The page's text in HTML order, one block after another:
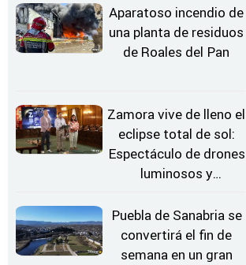
Aparatoso incendio de
una planta de residuos
de Roales del Pan
Zamora vive de lleno el
eclipse total de sol:
Espectáculo de drones
luminosos y
Estrellas
Puebla de Sanabria se
convertirá el fin de
semana en un gran